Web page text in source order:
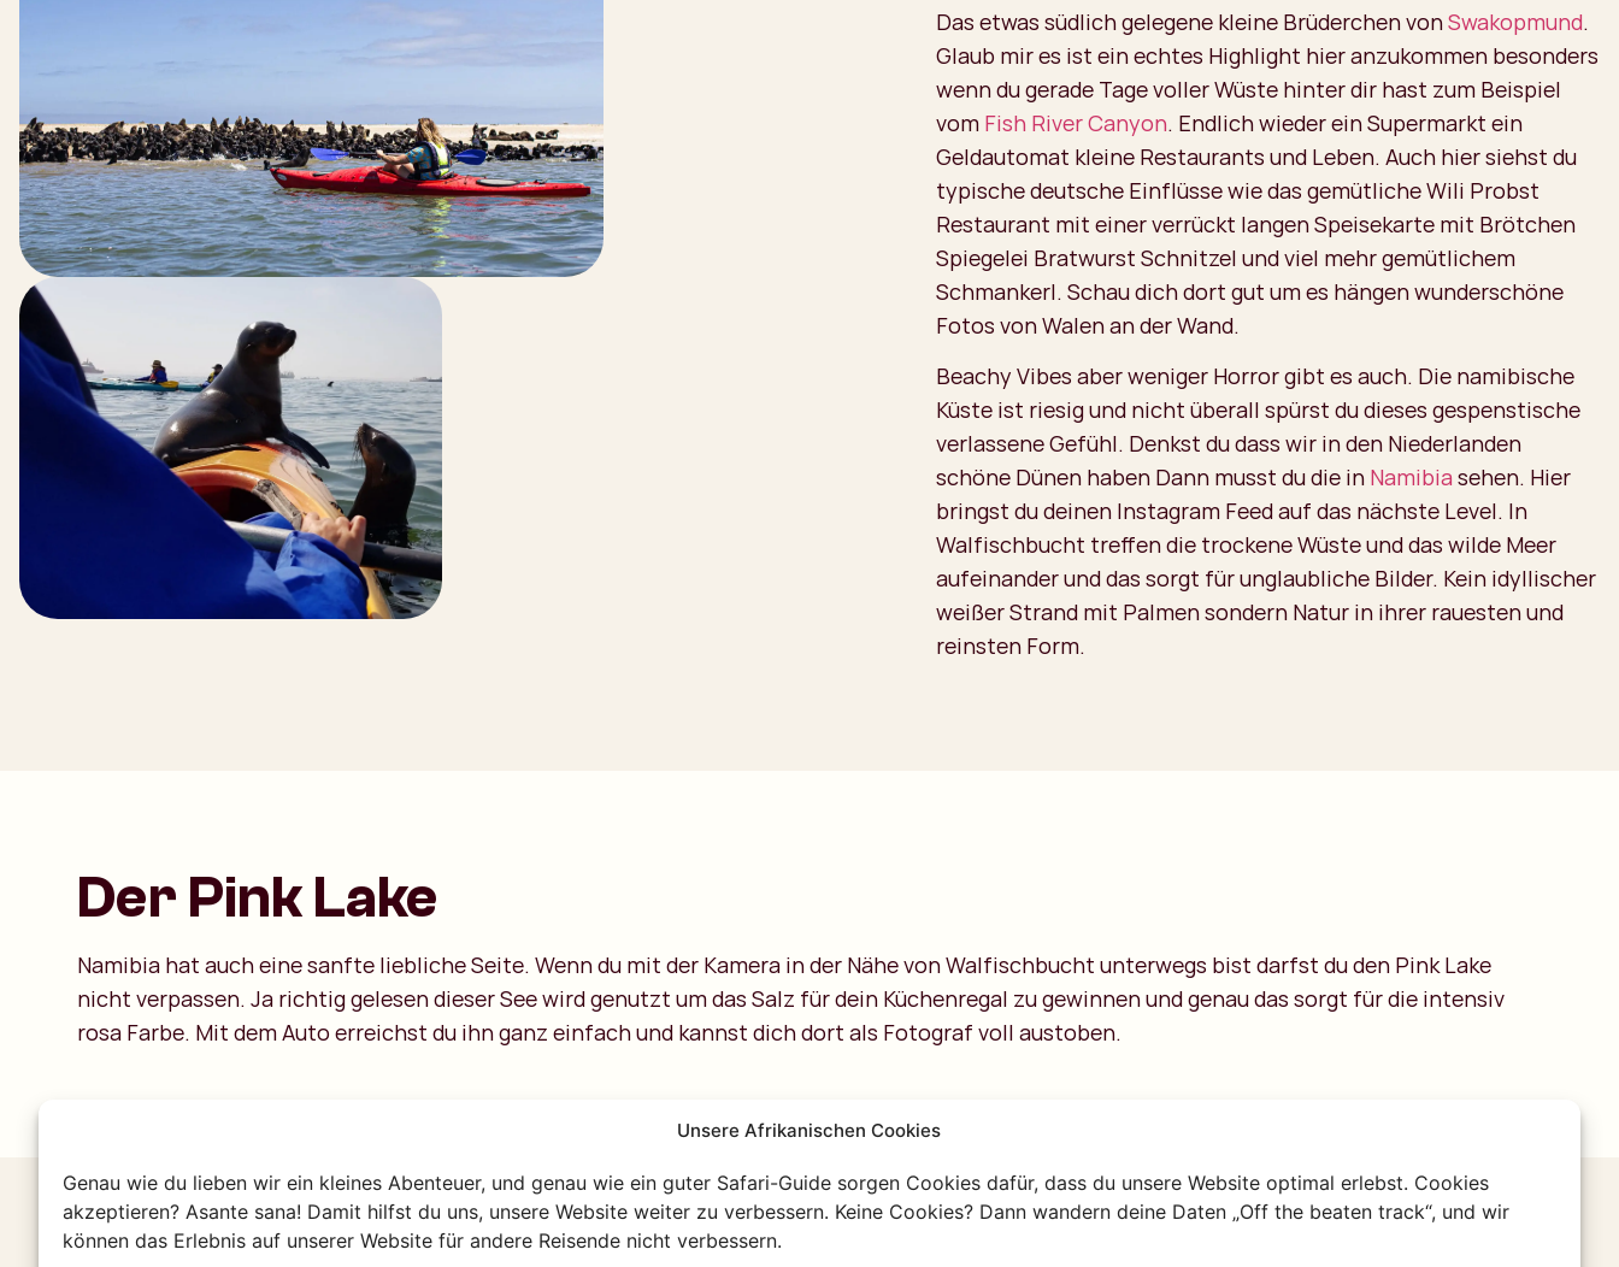
Unsere Afrikanischen Cookies
Genau wie du lieben wir ein kleines Abenteuer, und genau wie ein guter Safari-Guide sorgen Cookies dafür, dass du unsere Website optimal erlebst. Cookies
akzeptieren? Asante sana! Damit hilfst du uns, unsere Website weiter zu verbessern. Keine Cookies? Dann wandern deine Daten „Off the beaten track“, und wir
können das Erlebnis auf unserer Website für andere Reisende nicht verbessern.
Das etwas südlich gelegene kleine Brüderchen vonSwakopmund.
Glaub mir es ist ein echtes Highlight hier anzukommen besonders
wenn du gerade Tage voller Wüste hinter dir hast zum Beispiel
vom Fish River Canyon. Endlich wieder ein Supermarkt ein
Geldautomat kleine Restaurants und Leben. Auch hier siehst du
typische deutsche Einflüsse wie das gemütliche Wili Probst
Restaurant mit einer verrückt langen Speisekarte mit Brötchen
Spiegelei Bratwurst Schnitzel und viel mehr gemütlichem
Schmankerl. Schau dich dort gut um es hängen wunderschöne
Fotos von Walen an der Wand.
Beachy Vibes aber weniger Horror gibt es auch. Die namibische
Küste ist riesig und nicht überall spürst du dieses gespenstische
verlassene Gefühl. Denkst du dass wir in den Niederlanden
schöne Dünen haben Dann musst du die in Namibia sehen. Hier
bringst du deinen Instagram Feed auf das nächste Level. In
Walfischbucht treffen die trockene Wüste und das wilde Meer
aufeinander und das sorgt für unglaubliche Bilder. Kein idyllischer
weißer Strand mit Palmen sondern Natur in ihrer rauesten und
reinsten Form.
Der Pink Lake
Namibia hat auch eine sanfte liebliche Seite. Wenn du mit der Kamera in der Nähe von Walfischbucht unterwegs bist darfst du den Pink Lake
nicht verpassen. Ja richtig gelesen dieser See wird genutzt um das Salz für dein Küchenregal zu gewinnen und genau das sorgt für die intensiv
rosa Farbe. Mit dem Auto erreichst du ihn ganz einfach und kannst dich dort als Fotograf voll austoben.